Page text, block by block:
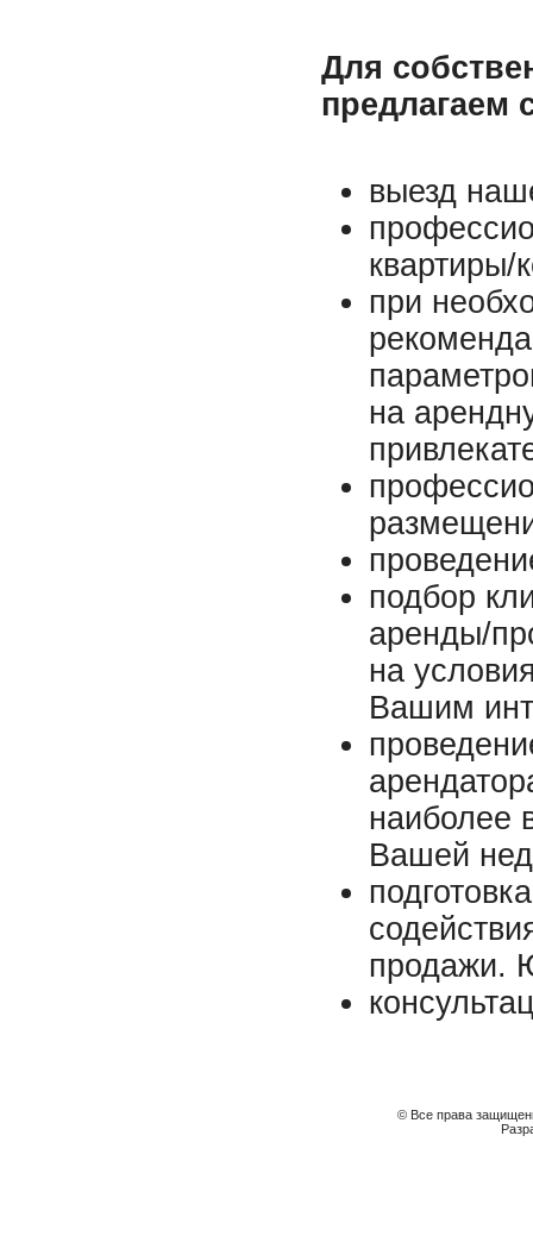
Для
предлагаем
выезд
квартиры/
при
на
подбор
аренды/
на
Вашим
наиболее
Вашей
продажи.
© Все права